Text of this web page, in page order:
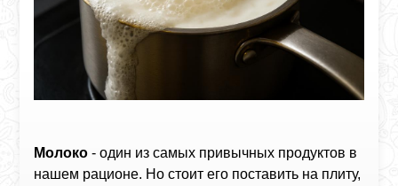
Молоко - один из самых привычных продуктов в
нашем рационе. Но стоит его поставить на плиту,